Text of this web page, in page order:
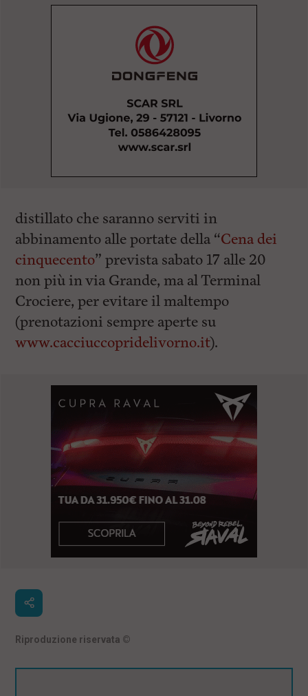
distillato che saranno serviti in
abbinamento alle portate della “Cena dei
cinquecento” prevista sabato 17 alle 20
non più in via Grande, ma al Terminal
Crociere, per evitare il maltempo
(prenotazioni sempre aperte su
www.cacciuccopridelivorno.it).
Riproduzione riservata ©